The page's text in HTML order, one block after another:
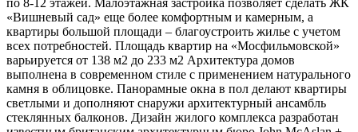
по 8-12 этажей. Малоэтажная застройка позволяет сделать ЖК
«Вишневый сад» еще более комфортным и камерным, а
квартиры большой площади – благоустроить жилье с учетом
всех потребностей. Площадь квартир на «Мосфильмовской»
варьируется от 138 м2 до 233 м2 Архитектура домов
выполнена в современном стиле с применением натурального
камня в облицовке. Панорамные окна в пол делают квартиры
светлыми и дополняют снаружи архитектурный ансамбль
стеклянных балконов. Дизайн жилого комплекса разработан